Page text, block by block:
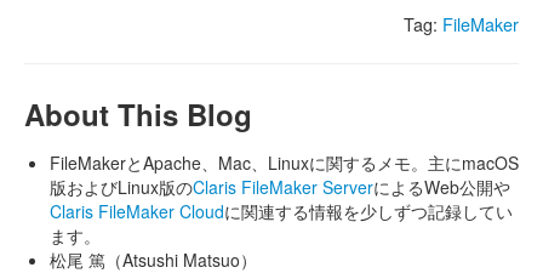
Tag: FileMaker
About This Blog
FileMakerとApache、Mac、Linuxに関するメモ。主にmacOS
版およびLinux版のClaris FileMaker ServerによるWeb公開や
Claris FileMaker Cloudに関連する情報を少しずつ記録してい
ます。
松尾 篤（Atsushi Matsuo）